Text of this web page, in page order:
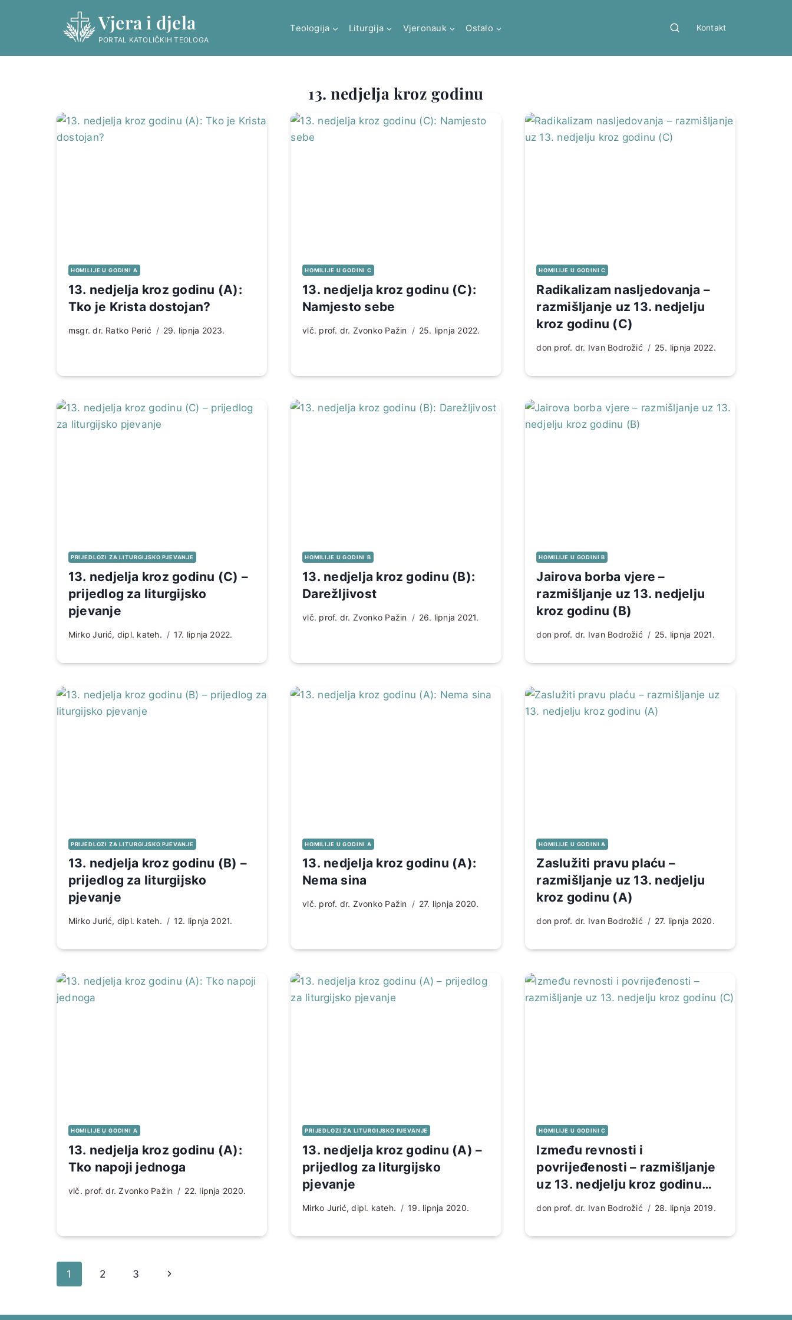
Vjera i djela
PORTAL KATOLIČKIH TEOLOGA
Teologija Liturgija Vjeronauk Ostalo Kontakt
13. nedjelja kroz godinu
HOMILIJE U GODINI A
13. nedjelja kroz godinu (A):
Tko je Krista dostojan?
msgr. dr. Ratko Perić 29. lipnja 2023.
HOMILIJE U GODINI C
13. nedjelja kroz godinu (C):
Namjesto sebe
vlč. prof. dr. Zvonko Pažin 25. lipnja 2022.
HOMILIJE U GODINI C
Radikalizam nasljedovanja –
razmišljanje uz 13. nedjelju
kroz godinu (C)
don prof. dr. Ivan Bodrožić 25. lipnja 2022.
PRIJEDLOZI ZA LITURGIJSKO PJEVANJE
13. nedjelja kroz godinu (C) –
prijedlog za liturgijsko
pjevanje
Mirko Jurić, dipl. kateh. 17. lipnja 2022.
HOMILIJE U GODINI B
13. nedjelja kroz godinu (B):
Darežljivost
vlč. prof. dr. Zvonko Pažin 26. lipnja 2021.
HOMILIJE U GODINI B
Jairova borba vjere –
razmišljanje uz 13. nedjelju
kroz godinu (B)
don prof. dr. Ivan Bodrožić 25. lipnja 2021.
PRIJEDLOZI ZA LITURGIJSKO PJEVANJE
13. nedjelja kroz godinu (B) –
prijedlog za liturgijsko
pjevanje
Mirko Jurić, dipl. kateh. 12. lipnja 2021.
HOMILIJE U GODINI A
13. nedjelja kroz godinu (A):
Nema sina
vlč. prof. dr. Zvonko Pažin 27. lipnja 2020.
HOMILIJE U GODINI A
Zaslužiti pravu plaću –
razmišljanje uz 13. nedjelju
kroz godinu (A)
don prof. dr. Ivan Bodrožić 27. lipnja 2020.
HOMILIJE U GODINI A
13. nedjelja kroz godinu (A):
Tko napoji jednoga
vlč. prof. dr. Zvonko Pažin 22. lipnja 2020.
PRIJEDLOZI ZA LITURGIJSKO PJEVANJE
13. nedjelja kroz godinu (A) –
prijedlog za liturgijsko
pjevanje
Mirko Jurić, dipl. kateh. 19. lipnja 2020.
HOMILIJE U GODINI C
Između revnosti i
povrijeđenosti – razmišljanje
uz 13. nedjelju kroz godinu
(C)
don prof. dr. Ivan Bodrožić 28. lipnja 2019.
Page
navigation
1 2 3
Sljedeća